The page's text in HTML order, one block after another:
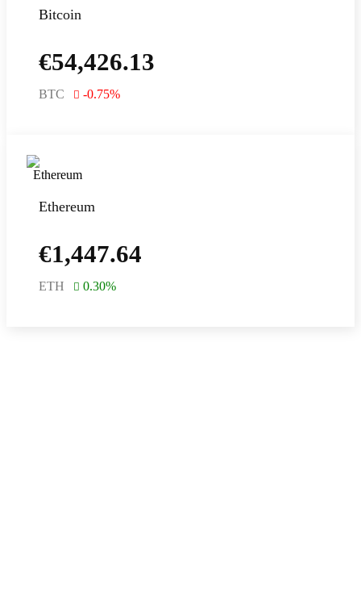
Bitcoin
€54,426.13
BTC -0.75%
Ethereum
€1,447.64
ETH 0.30%